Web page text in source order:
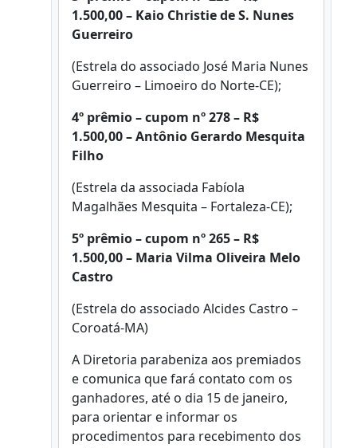
1.500,00 – Kaio Christie de S. Nunes
Guerreiro
(Estrela do associado José Maria Nunes
Guerreiro – Limoeiro do Norte-CE);
4º prêmio– cupom nº 278 – R$
1.500,00 – Antônio Gerardo Mesquita
Filho
(Estrela da associada Fabíola
Magalhães Mesquita – Fortaleza-CE);
5º prêmio– cupom nº 265 – R$
1.500,00 – Maria Vilma Oliveira Melo
Castro
(Estrela do associado Alcides Castro –
Coroatá-MA)
A Diretoria parabeniza aos premiados
e comunica que fará contato com os
ganhadores, até o dia 15 de janeiro,
para orientar e informar os
procedimentos para recebimento dos